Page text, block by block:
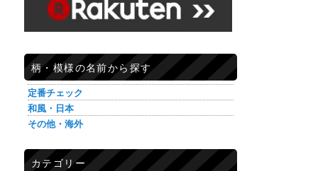
柄・模様の名前から探す
定番チェック
和風・日本
その他・海外
カテゴリー